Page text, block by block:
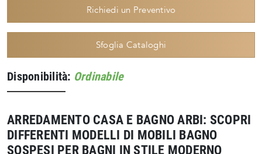
Richiedi un Preventivo
Sfoglia Cataloghi
Disponibilità: Ordinabile
ARREDAMENTO CASA E BAGNO ARBI: SCOPRI
DIFFERENTI MODELLI DI MOBILI BAGNO
SOSPESI PER BAGNI IN STILE MODERNO